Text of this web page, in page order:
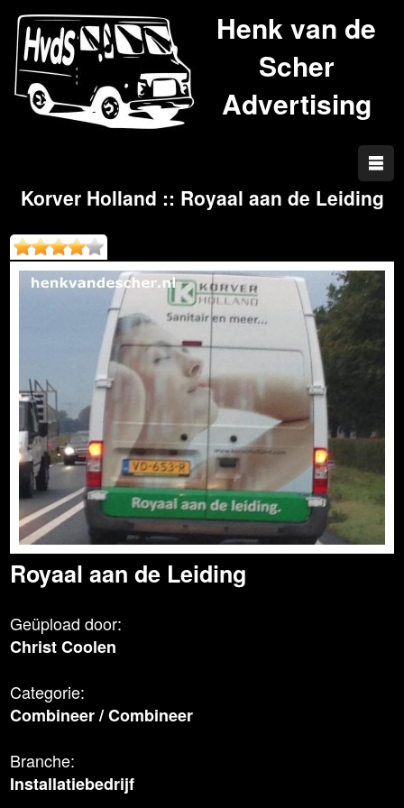
Henk van de
Scher
Advertising
Korver Holland :: Royaal aan de Leiding
Royaal aan de Leiding
Geüpload door:
Christ Coolen
Categorie:
Combineer/Combineer
Branche:
Installatiebedrijf